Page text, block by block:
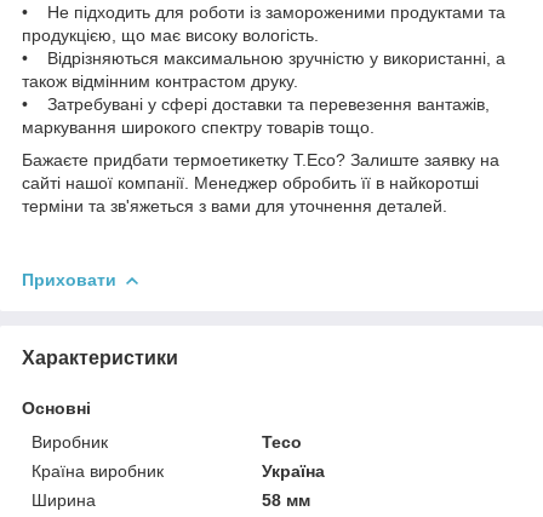
• Не підходить для роботи із замороженими продуктами та
продукцією, що має високу вологість.
• Відрізняються максимальною зручністю у використанні, а
також відмінним контрастом друку.
• Затребувані у сфері доставки та перевезення вантажів,
маркування широкого спектру товарів тощо.
Бажаєте придбати термоетикетку T.Eco? Залиште заявку на
сайті нашої компанії. Менеджер обробить її в найкоротші
терміни та зв'яжеться з вами для уточнення деталей.
Приховати
Характеристики
Основні
Виробник
Teco
Країна виробник
Україна
Ширина
58 мм